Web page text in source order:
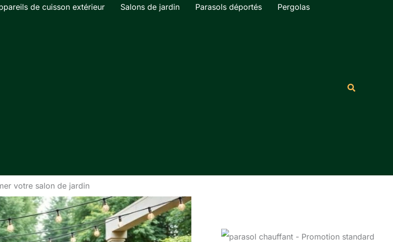
de cuisson extérieur Salons de jardin Parasols déportés
Pergolas
votre salon de jardin
Rechercher